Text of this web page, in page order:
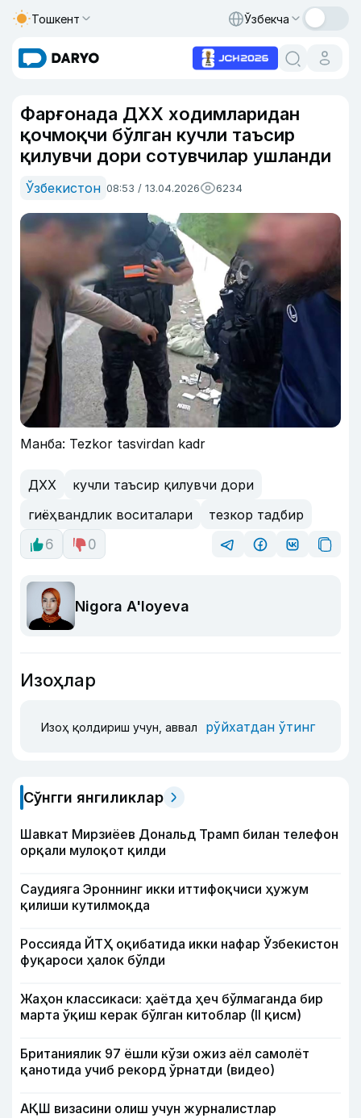
Тошкент Ўзбекча
Фарғонада ДХХ ходимларидан
қочмоқчи бўлган кучли таъсир
қилувчи дори сотувчилар ушланди
Ўзбекистон 08:53 / 13.04.2026 6234
Манба: Tezkor tasvirdan kadr
ДХХ
кучли таъсир қилувчи дори
гиёҳвандлик воситалари
тезкор тадбир
6
0
Nigora A'loyeva
Изоҳлар
Изоҳ қолдириш учун, аввал рўйхатдан ўтинг
Сўнгги янгиликлар
Шавкат Мирзиёев Дональд Трамп билан телефон
орқали мулоқот қилди
Саудияга Эроннинг икки иттифоқчиси ҳужум
қилиши кутилмоқда
Россияда ЙТҲ оқибатида икки нафар Ўзбекистон
фуқароси ҳалок бўлди
Жаҳон классикаси: ҳаётда ҳеч бўлмаганда бир
марта ўқиш керак бўлган китоблар (II қисм)
Британиялик 97 ёшли кўзи ожиз аёл самолёт
қанотида учиб рекорд ўрнатди (видео)
АҚШ визасини олиш учун журналистлар